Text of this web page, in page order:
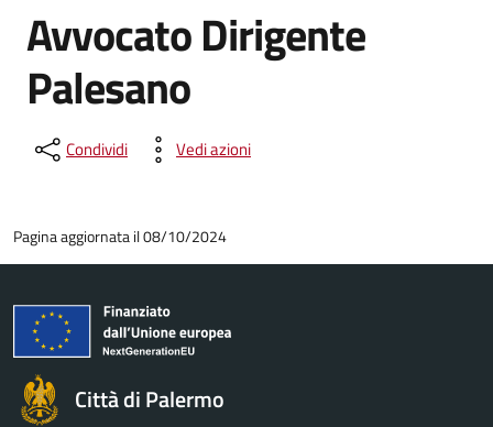
Avvocato Dirigente
Palesano
Condividi Vedi azioni
Pagina aggiornata il 08/10/2024
Città di Palermo